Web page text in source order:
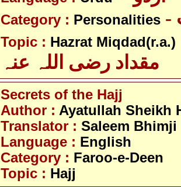
Category : Personalities
Topic : Hazrat Miqdad(r.a.)
مقداد رضی اللہ عنہ
Secrets of the Hajj
Author : Ayatullah Sheikh
Translator : Saleem Bhimji
Language : English
Category : Faroo-e-Deen
Topic : Hajj